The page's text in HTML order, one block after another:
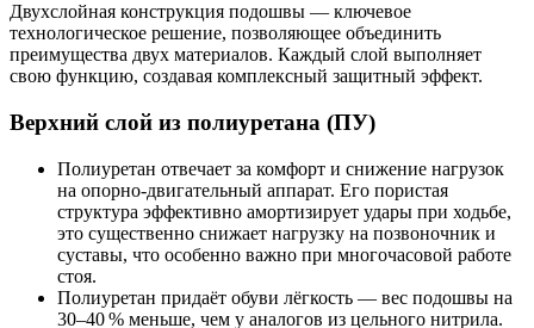
Двухслойная конструкция подошвы — ключевое
технологическое решение, позволяющее объединить
преимущества двух материалов. Каждый слой выполняет
свою функцию, создавая комплексный защитный эффект.
Верхний слой из полиуретана (ПУ)
Полиуретан отвечает за комфорт и снижение нагрузок
на опорно‑двигательный аппарат. Его пористая
структура эффективно амортизирует удары при ходьбе,
это существенно снижает нагрузку на позвоночник и
суставы, что особенно важно при многочасовой работе
стоя.
Полиуретан придаёт обуви лёгкость — вес подошвы на
30–40 % меньше, чем у аналогов из цельного нитрила.